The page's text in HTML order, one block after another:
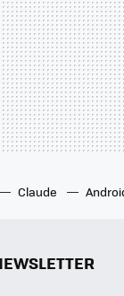
Claude